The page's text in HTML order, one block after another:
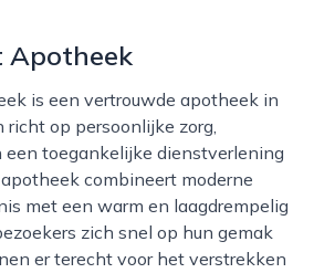
Apotheek
richt op persoonlijke zorg,
een toegankelijke dienstverlening
combineert moderne
met een warm en laagdrempelig
zich snel op hun gemak
er terecht voor het verstrekken